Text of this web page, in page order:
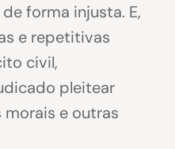
forma injusta. E,
e repetitivas
civil,
pleitear
e outras